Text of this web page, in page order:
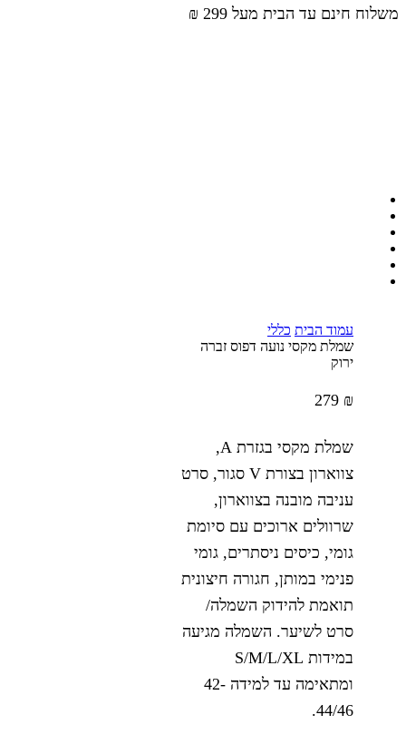
משלוח חינם עד הבית מעל 299 ₪
עמוד הבית כללי
שמלת מקסי נועה דפוס זברה
ירוק
279 ₪
שמלת מקסי בגזרת A,
צווארון בצורת V סגור, סרט
עניבה מובנה בצווארון,
שרוולים ארוכים עם סיומת
גומי, כיסים ניסתרים, גומי
פנימי במותן, חגורה חיצונית
תואמת להידוק השמלה/
סרט לשיער. השמלה מגיעה
במידות S/M/L/XL
ומתאימה עד למידה 42-
44/46.